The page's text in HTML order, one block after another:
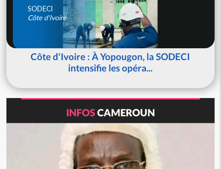
SODECI
Côte d'Ivoire
Côte d'Ivoire : À Yopougon, la SODECI
intensifie les opéra...
INFOSCAMEROUN